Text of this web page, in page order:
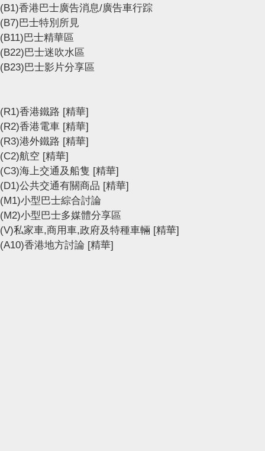
(B1)香港巴士廣告消息/廣告車行踪
(B7)巴士特別所見
(B11)巴士精華區
(B22)巴士迷吹水區
(B23)巴士影片分享區
(R1)香港鐵路 [精華]
(R2)香港電車 [精華]
(R3)港外鐵路 [精華]
(C2)航空 [精華]
(C3)海上交通及船隻 [精華]
(D1)公共交通有關商品 [精華]
(M1)小型巴士綜合討論
(M2)小型巴士多媒體分享區
(V)私家車,商用車,政府及特種車輛 [精華]
(A10)香港地方討論 [精華]